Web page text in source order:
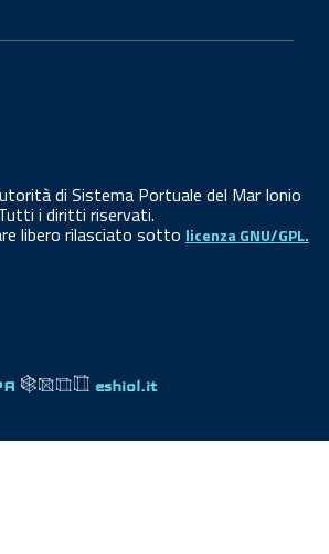
di Sistema Portuale del Mar Ionio
i diritti riservati.
libero rilasciato sotto licenza GNU/GPL.
eshiol.it